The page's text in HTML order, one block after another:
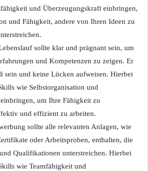
und Überzeugungskraft einbringen,
und Fähigkeit, andere von Ihren Ideen zu
sollte klar und prägnant sein, um
und Kompetenzen zu zeigen. Er
sein und keine Lücken aufweisen. Hierbei
wie Selbstorganisation und
um Ihre Fähigkeit zu
und effizient zu arbeiten.
sollte alle relevanten Anlagen, wie
oder Arbeitsproben, enthalten, die
Qualifikationen unterstreichen. Hierbei
wie Teamfähigkeit und